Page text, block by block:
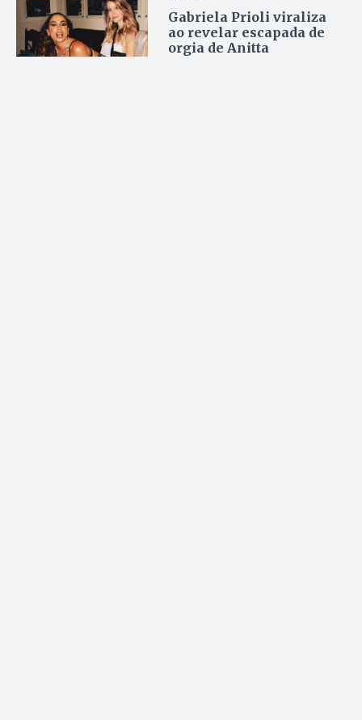
Gabriela Prioli viraliza
ao revelar escapada de
orgia de Anitta